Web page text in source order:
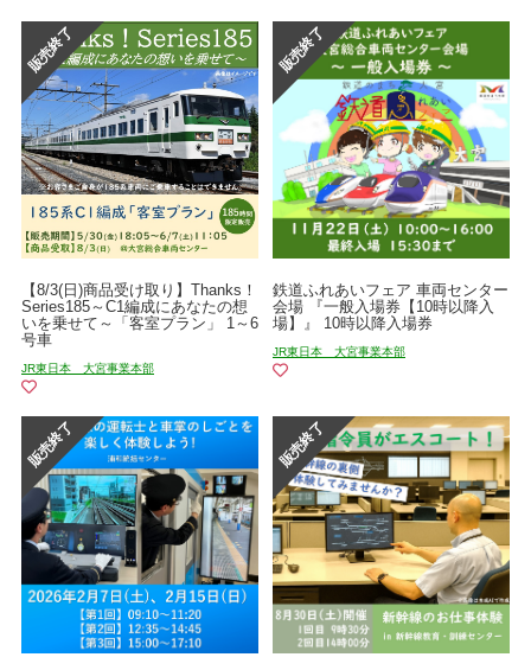
【8/3(日)商品受け取り】Thanks！
Series185～C1編成にあなたの想
いを乗せて～「客室プラン」 1～6
号車
JR東日本 大宮事業本部
鉄道ふれあいフェア 車両センター
会場 『一般入場券【10時以降入
場】』 10時以降入場券
JR東日本 大宮事業本部